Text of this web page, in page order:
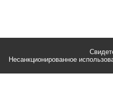
Несанкционированное